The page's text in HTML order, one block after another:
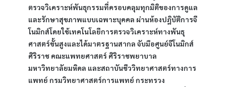
ตรวจวิเคราะห์พันธุกรรมที่ครอบคลุมทุกมิติของการดูแล
และรักษาสุขภาพแบบเฉพาะบุคคล ผ่านห้องปฎิบัติการจี
โนมิกส์โดยใช้เทคโนโลยีการตรวจวิเคราะห์ทางพันธุ
ศาสตร์ขั้นสูงและได้มาตรฐานสากล จับมือศูนย์จีโนมิกส์
ศิริราช คณะแพทยศาสตร์ ศิริราชพยาบาล
มหาวิทยาลัยมหิดล และสถาบันชีววิทยาศาสตร์ทางการ
แพทย์ กรมวิทยาศาสตร์การแพทย์ กระทรวง